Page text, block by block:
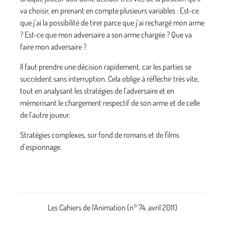
va choisir, en prenant en compte plusieurs variables : Est-ce
que j’ai la possibilité de tirer parce que j’ai rechargé mon arme
? Est-ce que mon adversaire a son arme chargée ? Que va
faire mon adversaire ?
Il faut prendre une décision rapidement, car les parties se
succèdent sans interruption. Cela oblige à réfléchir très vite,
tout en analysant les stratégies de l’adversaire et en
mémorisant le chargement respectif de son arme et de celle
de l’autre joueur.
Stratégies complexes, sur fond de romans et de films
d’espionnage.
Les Cahiers de l'Animation (n° 74, avril 2011)